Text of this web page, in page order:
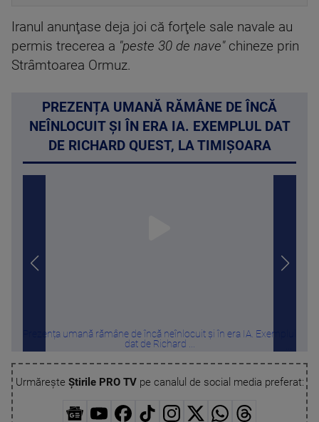
Iranul anunţase deja joi că forţele sale navale au
permis trecerea a "peste 30 de nave"chineze prin
Strâmtoarea Ormuz.
PREZENȚA UMANĂ RĂMÂNE DE ÎNCĂ
NEÎNLOCUIT ȘI ÎN ERA IA. EXEMPLUL DAT
DE RICHARD QUEST, LA TIMIȘOARA
Prezența umană rămâne de încă neînlocuit și în era IA. Exemplul
dat de Richard ...
Urmărește Știrile PRO TVpe canalul de social media preferat: